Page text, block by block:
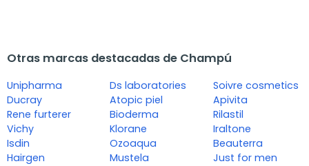
Otras marcas destacadas de Champú
Unipharma
Ducray
Rene furterer
Vichy
Isdin
Hairgen
Ds laboratories
Atopic piel
Bioderma
Klorane
Ozoaqua
Mustela
Soivre cosmetics
Apivita
Rilastil
Iraltone
Beauterra
Just for men